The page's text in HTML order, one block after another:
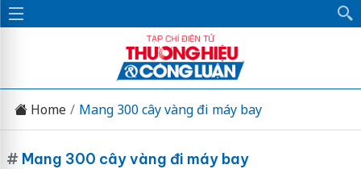
Home Mang 300 cây vàng đi máy bay
# Mang 300 cây vàng đi máy bay